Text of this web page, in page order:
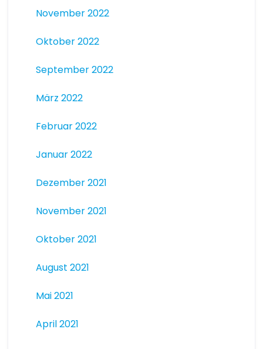
November 2022
Oktober 2022
September 2022
März 2022
Februar 2022
Januar 2022
Dezember 2021
November 2021
Oktober 2021
August 2021
Mai 2021
April 2021